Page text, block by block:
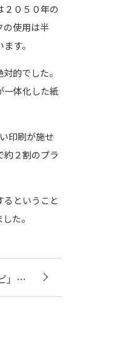
２０５０年の
の使用は半
す。
的でした。
一体化した紙
印刷が施せ
２割のプラ
ということ
た。
」…